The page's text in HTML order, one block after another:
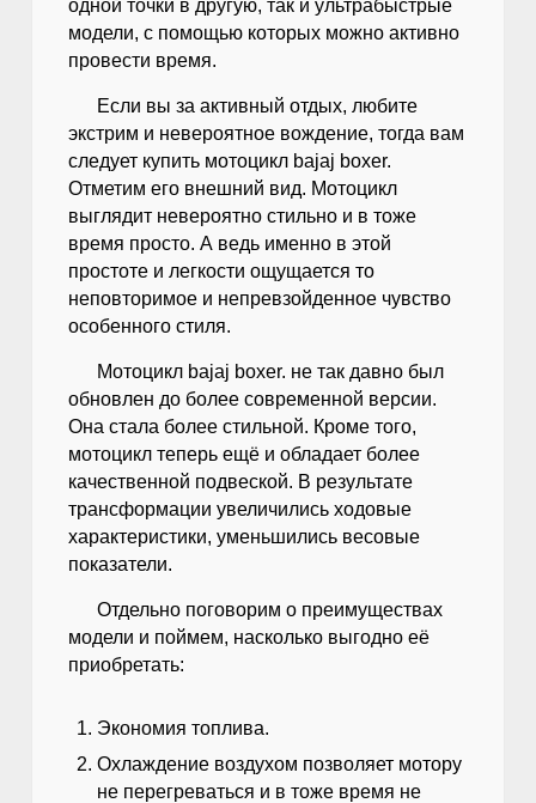
одной точки в другую, так и ультрабыстрые
модели, с помощью которых можно активно
провести время.
Если вы за активный отдых, любите
экстрим и невероятное вождение, тогда вам
следует купить мотоцикл bajaj boxer.
Отметим его внешний вид. Мотоцикл
выглядит невероятно стильно и в тоже
время просто. А ведь именно в этой
простоте и легкости ощущается то
неповторимое и непревзойденное чувство
особенного стиля.
Мотоцикл bajaj boxer. не так давно был
обновлен до более современной версии.
Она стала более стильной. Кроме того,
мотоцикл теперь ещё и обладает более
качественной подвеской. В результате
трансформации увеличились ходовые
характеристики, уменьшились весовые
показатели.
Отдельно поговорим о преимуществах
модели и поймем, насколько выгодно её
приобретать:
Экономия топлива.
Охлаждение воздухом позволяет мотору
не перегреваться и в тоже время не